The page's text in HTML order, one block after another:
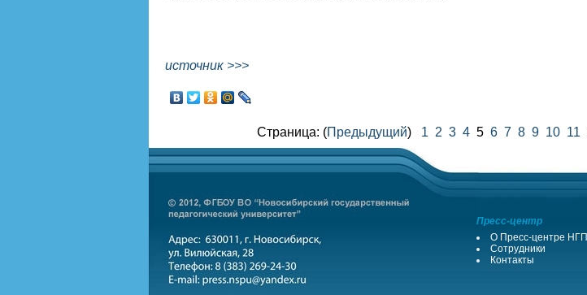
источник >>>
Страница: (Предыдущий) 1 2 3 45 6 7 8 9 10 11
Пресс-центр
О Пресс-центре
Сотрудники
Контакты